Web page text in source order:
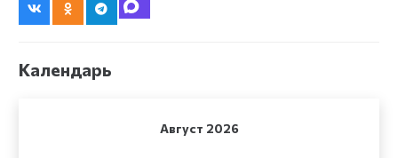
Календарь
Август 2026